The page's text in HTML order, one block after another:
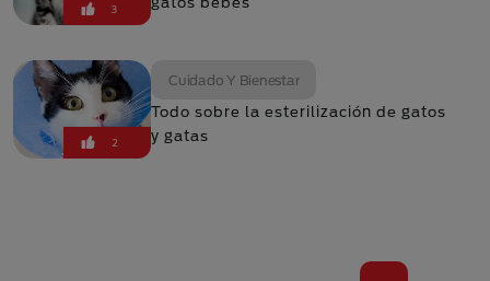
3
2
Cuidado Y Bienestar
Todo sobre la esterilización de gatos
y gatas